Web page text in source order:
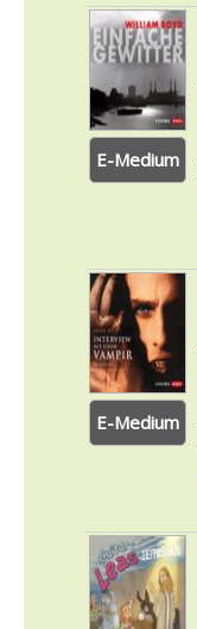
E-Medium
E-Medium